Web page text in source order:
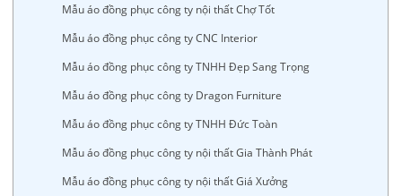
Mẫu áo đồng phục công ty nội thất Chợ Tốt
Mẫu áo đồng phục công ty CNC Interior
Mẫu áo đồng phục công ty TNHH Đẹp Sang Trọng
Mẫu áo đồng phục công ty Dragon Furniture
Mẫu áo đồng phục công ty TNHH Đức Toàn
Mẫu áo đồng phục công ty nội thất Gia Thành Phát
Mẫu áo đồng phục công ty nội thất Giá Xưởng